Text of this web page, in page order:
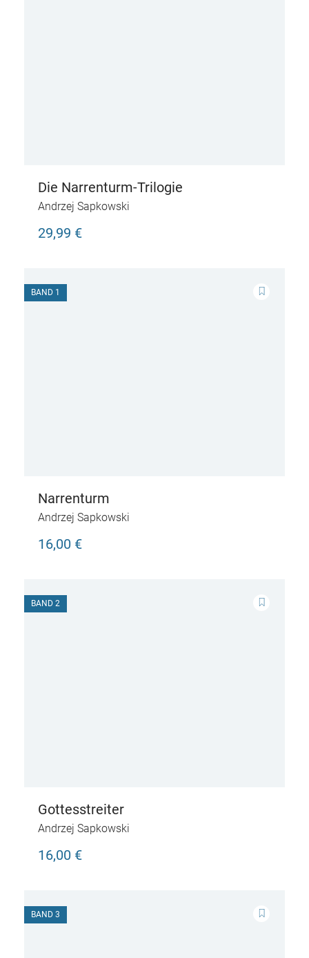
Die Narrenturm-Trilogie
Andrzej Sapkowski
29,99 €
BAND 1
Narrenturm
Andrzej Sapkowski
16,00 €
BAND 2
Gottesstreiter
Andrzej Sapkowski
16,00 €
BAND 3